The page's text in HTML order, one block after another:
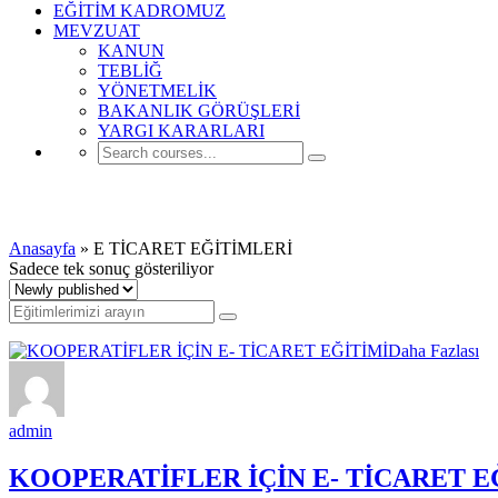
EĞİTİM KADROMUZ
MEVZUAT
KANUN
TEBLİĞ
YÖNETMELİK
BAKANLIK GÖRÜŞLERİ
YARGI KARARLARI
Anasayfa » E TİCARET EĞİTİMLERİ
Sadece tek sonuç gösteriliyor
Daha Fazlası
admin
KOOPERATİFLER İÇİN E- TİCARET